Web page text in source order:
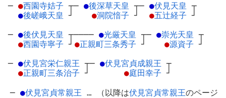
─ ●西園寺姞子 ┬
●後嵯峨天皇 ┘
─ ●後深草天皇 ┬
●洞院愔子 ┘
─ ●伏見天皇 ┬
●五辻経子 ┘
─ ●後伏見天皇 ┬
●西園寺寧子 ┘
──── ●光厳天皇 ┬
●正親町三条秀子 ┘
─ ●崇光天皇 ┬
●源資子 ┘
─ ●伏見宮栄仁親王 ┬
●正親町三条治子 ┘
─ ●伏見宮貞成親王 ┬
●庭田幸子 ┘
─ ●伏見宮貞常親王 … （以降は伏見宮貞常親王のページ